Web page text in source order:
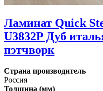
Ламинат Quick
U3832P Дуб
пэтчворк
Страна производитель
Россия
Толщина (мм)